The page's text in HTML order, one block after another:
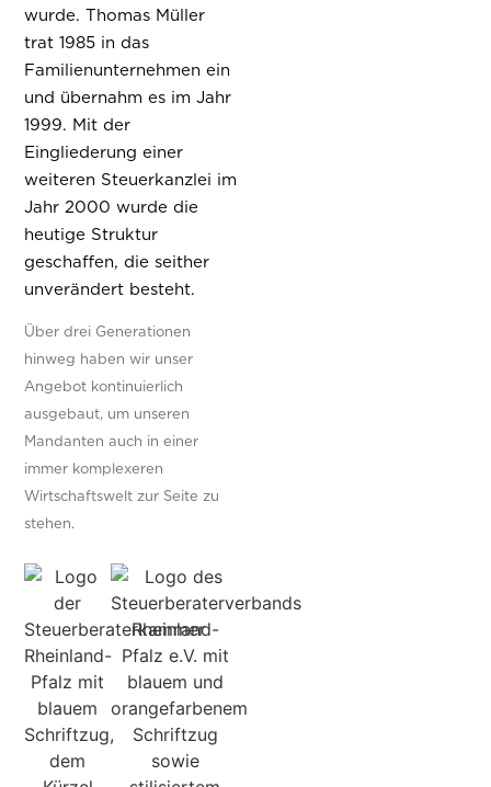
wurde. Thomas Müller
trat 1985 in das
Familienunternehmen ein
und übernahm es im Jahr
1999. Mit der
Eingliederung einer
weiteren Steuerkanzlei im
Jahr 2000 wurde die
heutige Struktur
geschaffen, die seither
unverändert besteht.
Über drei Generationen
hinweg haben wir unser
Angebot kontinuierlich
ausgebaut, um unseren
Mandanten auch in einer
immer komplexeren
Wirtschaftswelt zur Seite zu
stehen.